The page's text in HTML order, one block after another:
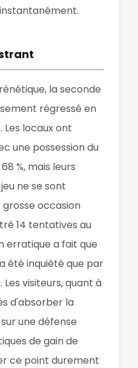
la seconde
régressé en
Les locaux ont
une possession du
%, mais leurs
ne se sont
occasion
14 tentatives au
erratique a fait que
été inquiété que par
visiteurs, quant à
d'absorber la
une défense
de gain de
ce point durement